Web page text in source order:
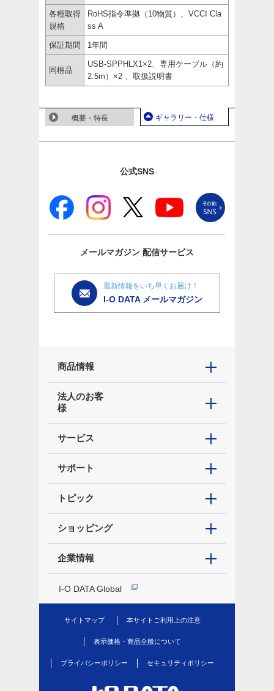
各種取得
規格
RoHS指令準拠（10物質）、VCCI Cla
ss A
保証期間 1年間
同梱品
USB-SPPHLX1×2、専用ケーブル（約
2.5m）×2 、取扱説明書
概要・特長 ギャラリー・仕様
公式SNS
メールマガジン 配信サービス
最新情報をいち早くお届け！
I-O DATA メールマガジン
商品情報
法人のお客
様
サービス
サポート
トピック
ショッピング
企業情報
I-O DATA Global
サイトマップ 本サイトご利用上の注意
表示価格・商品全般について
プライバシーポリシー セキュリティポリシー